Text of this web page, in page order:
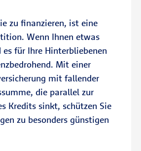
zu finanzieren, ist eine
Wenn Ihnen etwas
für Ihre Hinterbliebenen
Mit einer
mit fallender
die parallel zur
Kredits sinkt, schützen Sie
zu besonders günstigen